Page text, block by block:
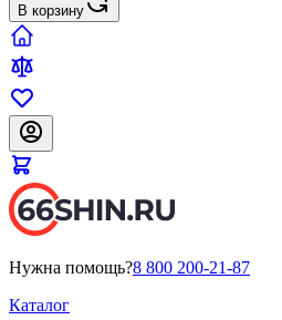
В корзину
Нужна помощь?8 800 200-21-87
Каталог